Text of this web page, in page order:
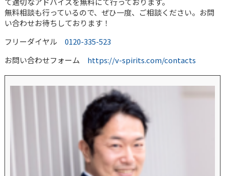
無料相談も行っているので、ぜひ一度、ご相談ください。お問
い合わせお待ちしております！
フリーダイヤル 0120-335-523
お問い合わせフォーム https://v-spirits.com/contacts